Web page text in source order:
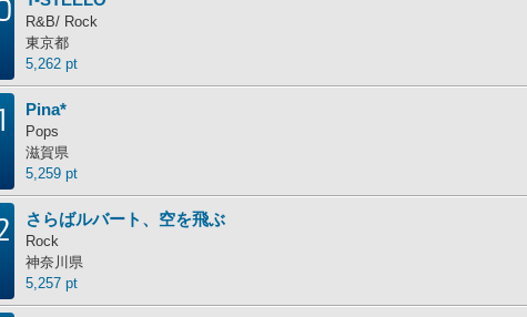
R&B/ Rock
東京都
5,262 pt
Pina*
Pops
滋賀県
5,259 pt
さらばルバート、空を飛ぶ
Rock
神奈川県
5,257 pt